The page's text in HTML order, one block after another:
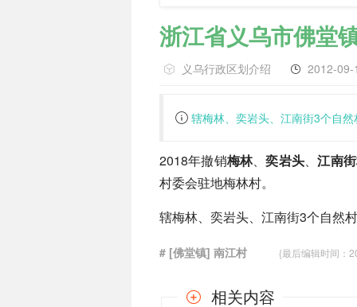
浙江省义乌市佛堂
义乌行政区划介绍 2012-09-
辖梅林、奕岩头、江南街3个自然
2018年撤销梅林、奕岩头、江南
村委会驻地梅林村。
辖梅林、奕岩头、江南街3个自然
# [佛堂镇] 南江村 {最后编辑时间：
相关内容